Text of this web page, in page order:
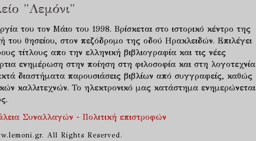
"Λεμόνι"
του τον Μάιο του 1998. Βρίσκεται στο ιστορικό κέντρο της
του θησείου, στον πεζόδρομο της οδού Ηρακλειδών. Επιλέγει
τίτλους απο την ελληνική βιβλιογραφία και τις νέες
ενημέρωση στην ποίηση στη φιλοσοφία και στη λογοτεχνία
διαστήματα παρουσιάσεις βιβλίων από συγγραφείς, καθώς
καλλιτεχνών. Το ηλεκτρονικό μας κατάστημα ενημερώνεται
Συναλλαγών - Πολιτική επιστροφών
All Rights Reserved.